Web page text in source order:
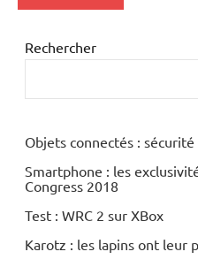
Inclassables
Rechercher
Objets connectés :
Smartphone : les
Congress 2018
Test : WRC 2 sur XBox
Karotz : les lapins ont leur